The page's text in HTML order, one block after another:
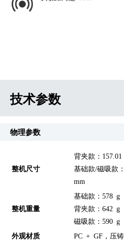
技术参数
物理参数
整机尺寸
背夹款：
基础款/磁吸款
mm
整机重量
基础款：578 g
背夹款：642 g
磁吸款：590 g
外观材质 PC + GF，压